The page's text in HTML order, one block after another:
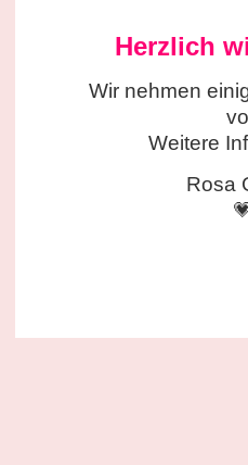
Herzlich
Wir nehmen
Weitere
Rosa